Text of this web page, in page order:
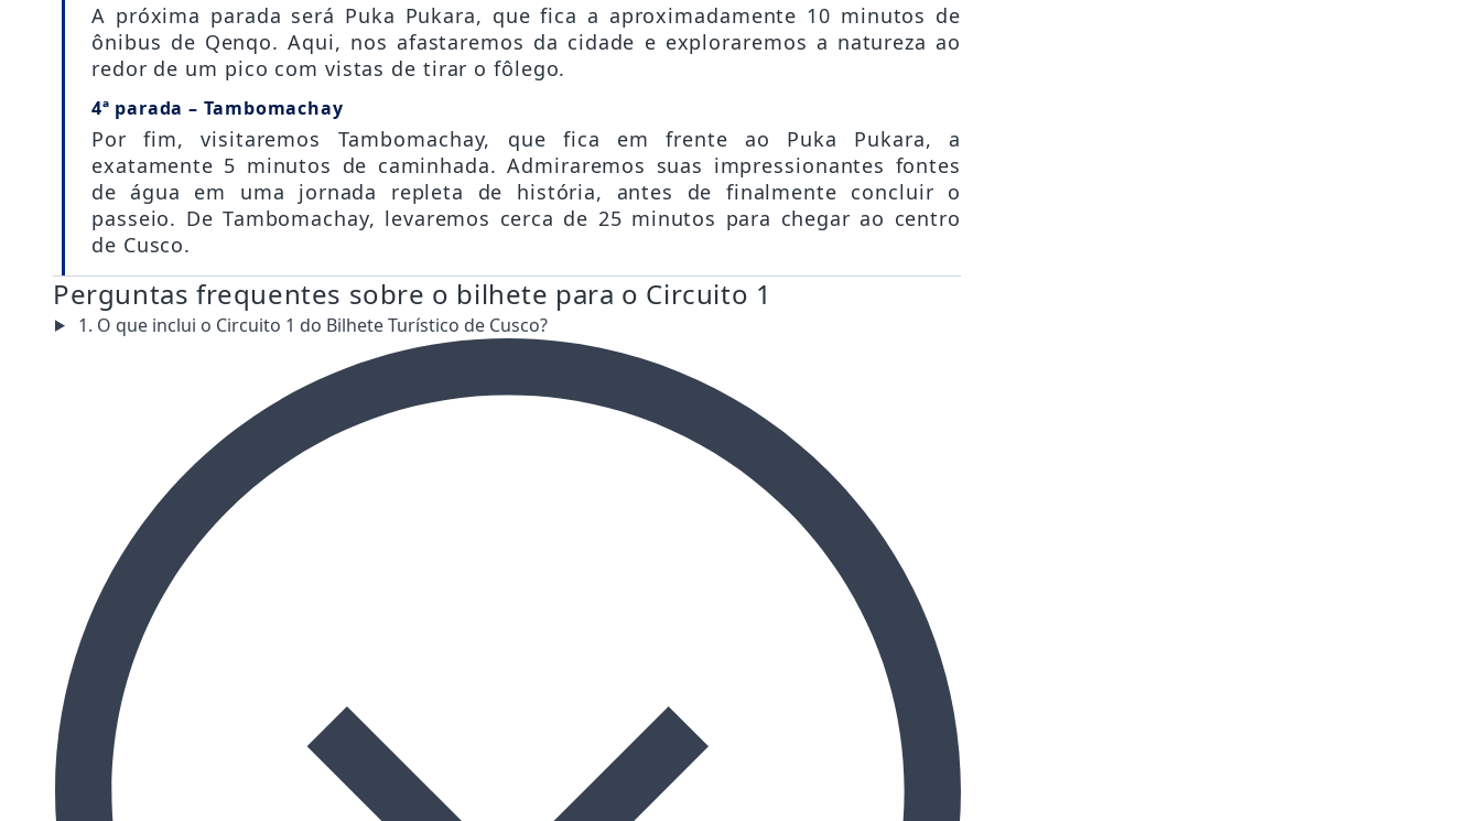
A próxima parada será Puka Pukara, que fica a aproximadamente 10 minutos de
ônibus de Qenqo. Aqui, nos afastaremos da cidade e exploraremos a natureza ao
redor de um pico com vistas de tirar o fôlego.
4ª parada – Tambomachay
Por fim, visitaremos Tambomachay, que fica em frente ao Puka Pukara, a
exatamente 5 minutos de caminhada. Admiraremos suas impressionantes fontes
de água em uma jornada repleta de história, antes de finalmente concluir o
passeio. De Tambomachay, levaremos cerca de 25 minutos para chegar ao centro
de Cusco.
Perguntas frequentes sobre o bilhete para o Circuito 1
1. O que inclui o Circuito 1 do Bilhete Turístico de Cusco?